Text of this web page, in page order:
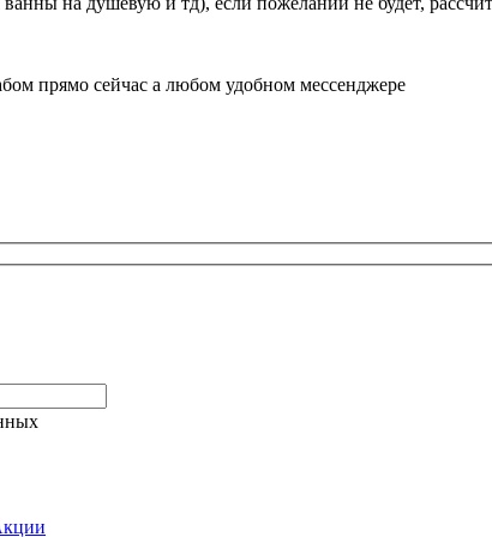
прямо сейчас а любом удобном мессенджере